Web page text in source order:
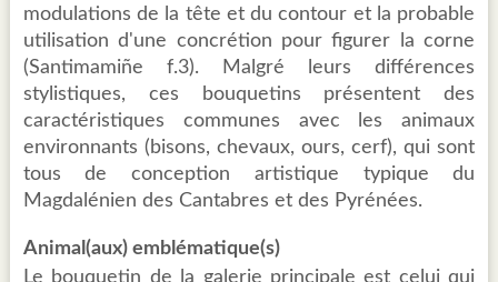
modulations de la tête et du contour et la probable
utilisation d'une concrétion pour figurer la corne
(Santimamiñe f.3). Malgré leurs différences
stylistiques, ces bouquetins présentent des
caractéristiques communes avec les animaux
environnants (bisons, chevaux, ours, cerf), qui sont
tous de conception artistique typique du
Magdalénien des Cantabres et des Pyrénées.
Animal(aux) emblématique(s)